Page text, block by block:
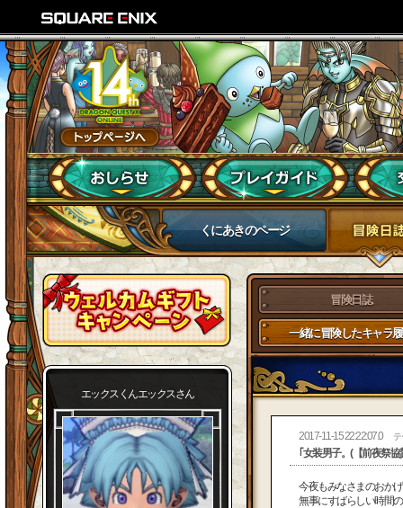
くにあきのページ
エックスくんエックスさん
冒険日誌
一緒に冒険したキャラ
2017-11-15 22:22:07.0 テ
｢女装男子。(【前夜祭
今夜もみなさまのおか
無事にすばらしい時間